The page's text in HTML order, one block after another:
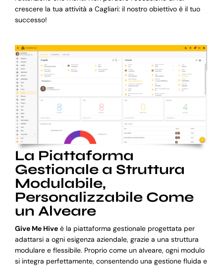
crescere la tua attività a Cagliari: il nostro obiettivo è il tuo
successo!
La Piattaforma
Gestionale a Struttura
Modulabile,
Personalizzabile Come
un Alveare
Give Me Hiveè la piattaforma gestionale progettata per
adattarsi a ogni esigenza aziendale, grazie a una struttura
modulare e flessibile. Proprio come un alveare, ogni modulo
si integra perfettamente, consentendo una gestione fluida e